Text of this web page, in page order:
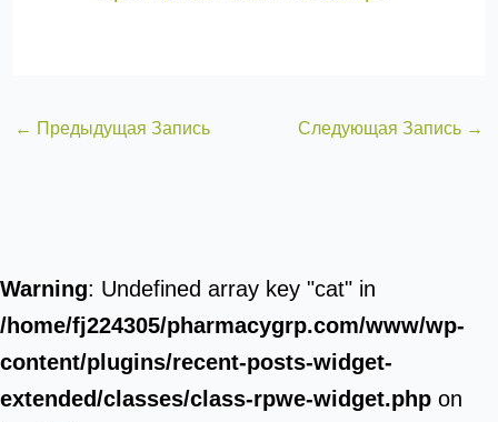
← Предыдущая Запись Следующая Запись →
Warning: Undefined array key "cat" in
/home/fj224305/pharmacygrp.com/www/wp-
content/plugins/recent-posts-widget-
extended/classes/class-rpwe-widget.php on